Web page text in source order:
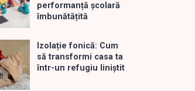
performanță școlară
îmbunătățită
Izolație fonică: Cum
să transformi casa ta
într-un refugiu liniștit